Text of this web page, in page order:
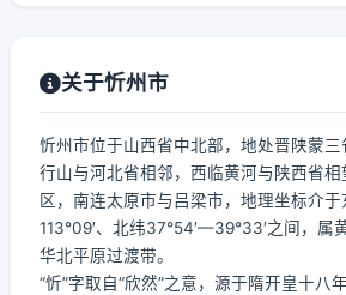
关于忻州市
忻州市位于山西省中北部，地处晋陕蒙
行山与河北省相邻，西临黄河与陕西省
区，南连太原市与吕梁市，地理坐标介于
113°09′、北纬37°54′—39°33′之间，属
华北平原过渡带。
“忻”字取自“欣然”之意，源于隋开皇十八